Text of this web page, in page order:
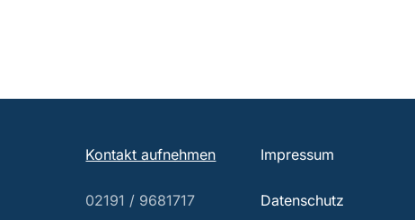
Kontakt aufnehmen
02191 / 9681717
Impressum
Datenschutz